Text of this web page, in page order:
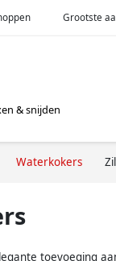
Grootste
& snijden
Waterkokers
toevoeging